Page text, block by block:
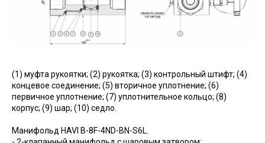
(1) муфта рукоятки; (2) рукоятка; (3) контрольный штифт; (4)
концевое соединение; (5) вторичное уплотнение; (6)
первичное уплотнение; (7) уплотнительное кольцо; (8)
корпус; (9) шар; (10) седло.
Манифольд HAVI B-8F-4ND-BN-S6L.